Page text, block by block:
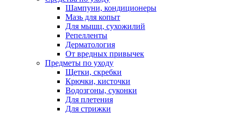
Шампуни, кондиционеры
Мазь для копыт
Для мышц, сухожилий
Репелленты
Дерматология
От вредных привычек
Предметы по уходу
Щетки, скребки
Крючки, кисточки
Водозгоны, суконки
Для плетения
Для стрижки